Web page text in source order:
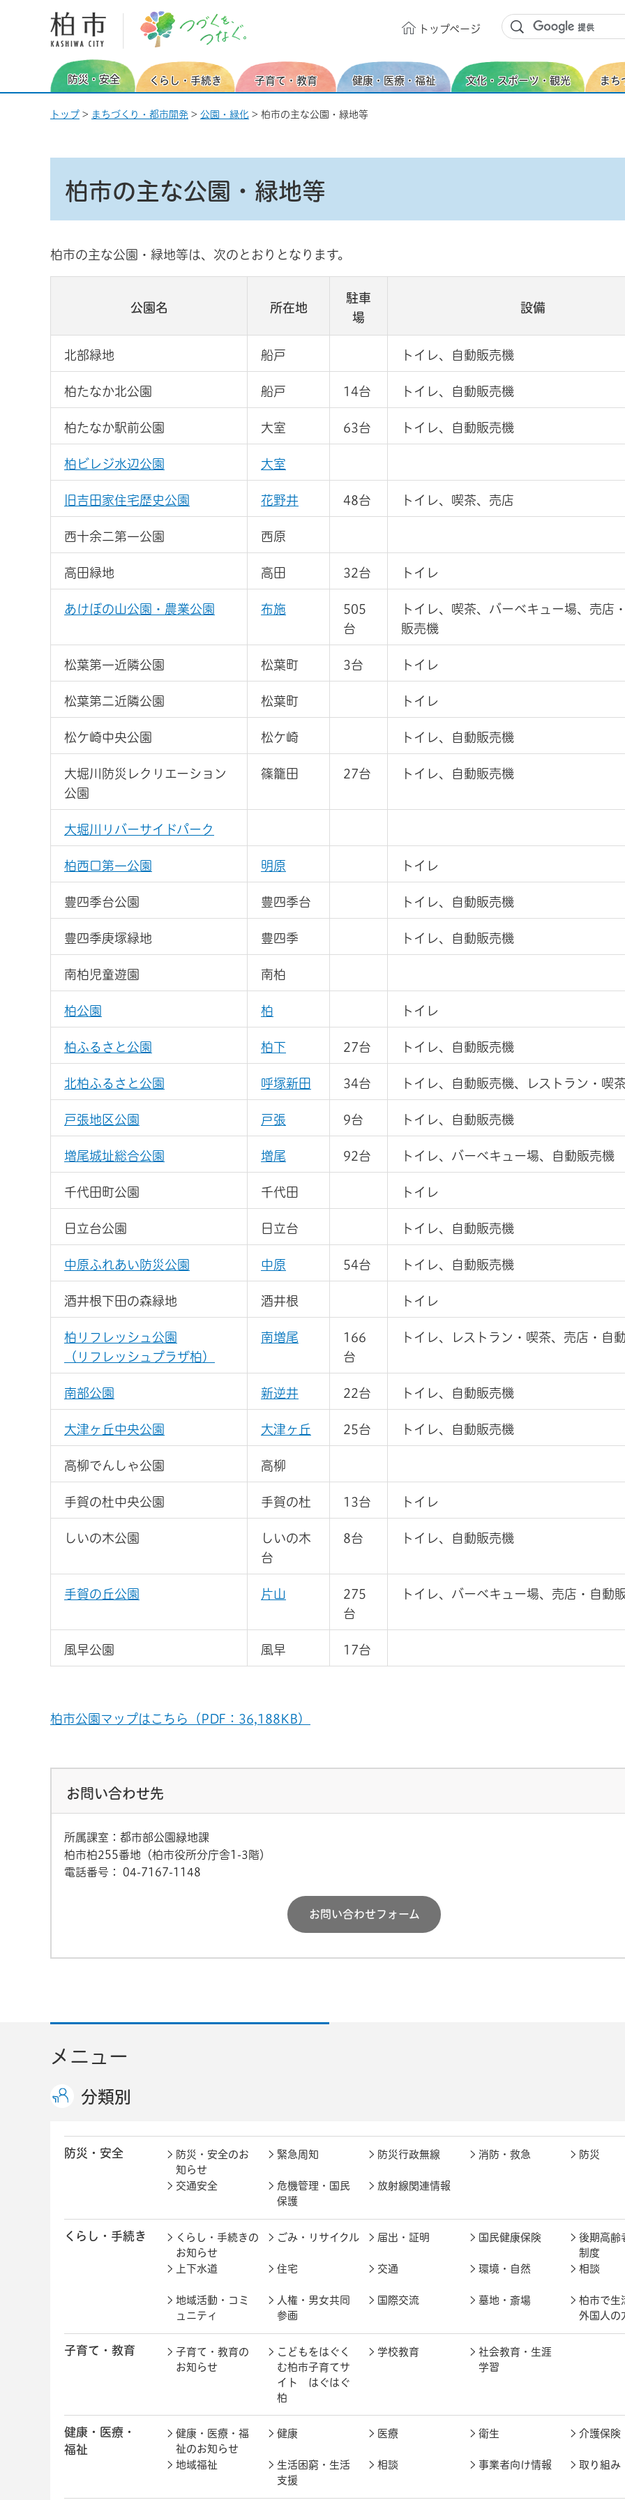
柏市 つづくを、つなぐ。
トップページ
防災・安全 くらし・手続き 子育て・教育 健康・医療・福祉 文化・スポーツ・観光 まち
トップ > まちづくり・都市開発 > 公園・緑化 > 柏市の主な公園・緑地等
柏市の主な公園・緑地等
柏市の主な公園・緑地等は、次のとおりとなります。
公園名 所在地
駐車
場
設備
北部緑地 船戸 トイレ、自動販売機
柏たなか北公園 船戸 14台 トイレ、自動販売機
柏たなか駅前公園 大室 63台 トイレ、自動販売機
柏ビレジ水辺公園 大室
旧吉田家住宅歴史公園 花野井 48台 トイレ、喫茶、売店
西十余二第一公園 西原
高田緑地 高田 32台 トイレ
あけぼの山公園・農業公園 布施
505
台
トイレ、喫茶、バーベキュー場、売店
販売機
松葉第一近隣公園 松葉町 3台 トイレ
松葉第二近隣公園 松葉町 トイレ
松ケ崎中央公園 松ケ崎 トイレ、自動販売機
大堀川防災レクリエーション
公園
篠籠田 27台 トイレ、自動販売機
大堀川リバーサイドパーク
柏西口第一公園 明原 トイレ
豊四季台公園 豊四季台 トイレ、自動販売機
豊四季庚塚緑地 豊四季 トイレ、自動販売機
南柏児童遊園 南柏
柏公園 柏 トイレ
柏ふるさと公園 柏下 27台 トイレ、自動販売機
北柏ふるさと公園 呼塚新田 34台 トイレ、自動販売機、レストラン・喫
戸張地区公園 戸張 9台 トイレ、自動販売機
増尾城址総合公園 増尾 92台 トイレ、バーベキュー場、自動販売機
千代田町公園 千代田 トイレ
日立台公園 日立台 トイレ、自動販売機
中原ふれあい防災公園 中原 54台 トイレ、自動販売機
酒井根下田の森緑地 酒井根 トイレ
柏リフレッシュ公園
（リフレッシュプラザ柏）
南増尾
166
台
トイレ、レストラン・喫茶、売店・自
南部公園 新逆井 22台 トイレ、自動販売機
大津ヶ丘中央公園 大津ヶ丘 25台 トイレ、自動販売機
高柳でんしゃ公園 高柳
手賀の杜中央公園 手賀の杜 13台 トイレ
しいの木公園
しいの木
台
8台 トイレ、自動販売機
手賀の丘公園 片山
275
台
トイレ、バーベキュー場、売店・自動
風早公園 風早 17台
柏市公園マップはこちら（PDF：36,188KB）
お問い合わせ先
所属課室：都市部公園緑地課
柏市柏255番地（柏市役所分庁舎1-3階）
電話番号：
04-7167-1148
お問い合わせフォーム
メニュー
分類別
防災・安全
防災・安全のお
知らせ
緊急周知 防災行政無線 消防・救急 防災
交通安全
危機管理・国民
保護
放射線関連情報
くらし・手続き
くらし・手続きの
お知らせ
ごみ・リサイクル 届出・証明 国民健康保険
後期高齢
制度
上下水道
住宅 交通 環境・自然 相談
地域活動・コミ
ュニティ
人権・男女共同
参画
国際交流 墓地・斎場
柏市で生
外国人の
子育て・教育
子育て・教育の
お知らせ
こどもをはぐく
む柏市子育てサ
イト はぐはぐ
柏
学校教育
社会教育・生涯
学習
健康・医療・
福祉
健康・医療・福
祉のお知らせ
健康 医療 衛生 介護保険
地域福祉
生活困窮・生活
支援
相談 事業者向け情報 取り組み